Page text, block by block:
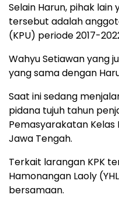
Selain Harun, pihak
tersebut adalah
(KPU) periode 2017-
Wahyu Setiawan yang
yang sama dengan
Saat ini sedang
pidana tujuh tahun
Pemasyarakatan Kelas
Jawa Tengah.
Terkait larangan KPK
Hamonangan Laoly
bersamaan.